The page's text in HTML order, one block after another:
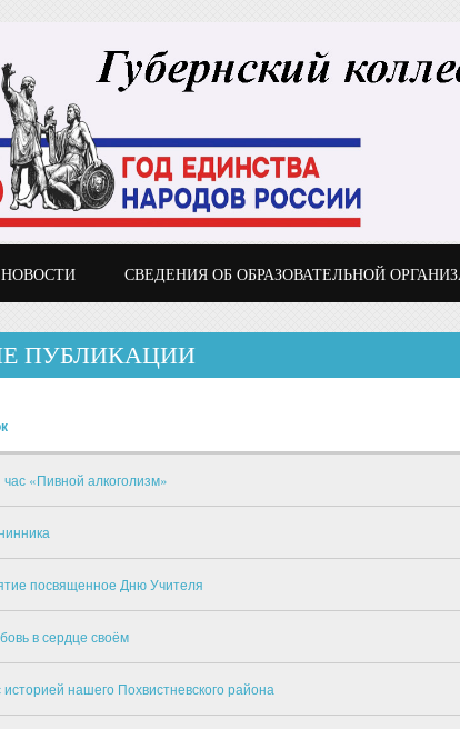
НОВОСТИ СВЕДЕНИЯ ОБ ОБРАЗОВАТЕЛЬНОЙ
ПУБЛИКАЦИИ
«Пивной алкоголизм»
посвященное Дню Учителя
в сердце своём
историей нашего Похвистневского района